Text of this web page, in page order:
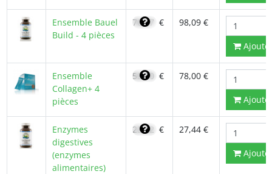
Ensemble Bauel
Build - 4 pièces
70,07 € 98,09 €
Ensemble
Collagen+ 4
pièces
55,70 € 78,00 €
Enzymes
digestives
(enzymes
alimentaires)
23,32 € 27,44 €